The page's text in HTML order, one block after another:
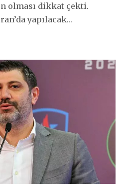
olması dikkat çekti.
yapılacak…